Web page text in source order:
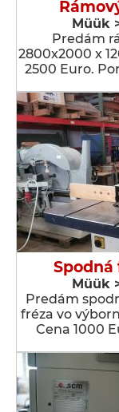
Müük
Predám
2800x2000 x
2500 Euro.
Müük
Predám
fréza vo
Cena 1000